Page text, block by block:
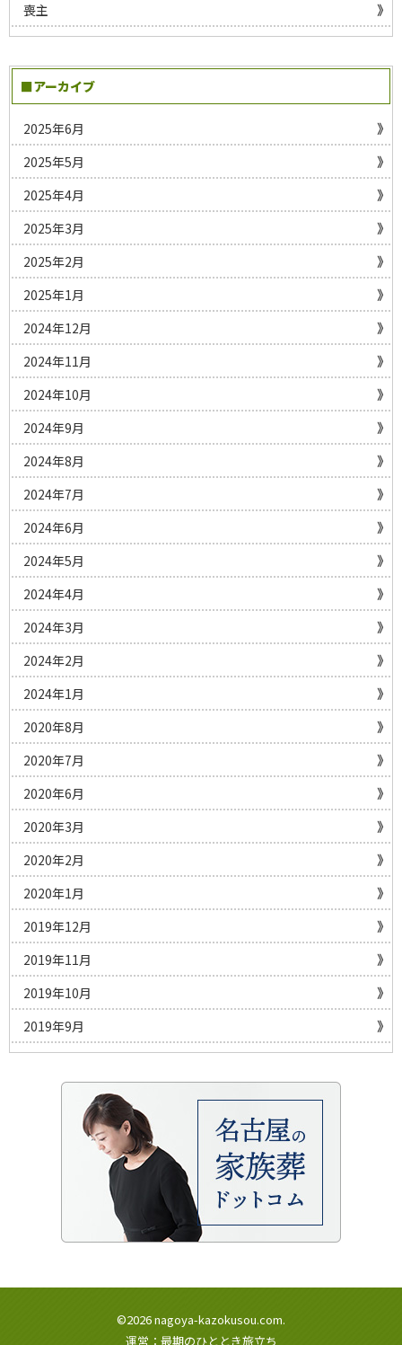
喪主
■アーカイブ
2025年6月
2025年5月
2025年4月
2025年3月
2025年2月
2025年1月
2024年12月
2024年11月
2024年10月
2024年9月
2024年8月
2024年7月
2024年6月
2024年5月
2024年4月
2024年3月
2024年2月
2024年1月
2020年8月
2020年7月
2020年6月
2020年3月
2020年2月
2020年1月
2019年12月
2019年11月
2019年10月
2019年9月
©2026 nagoya-kazokusou.com.
運営：最期のひととき旅立ち